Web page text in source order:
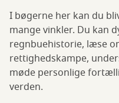
I bøgerne her kan du
mange vinkler. Du kan
regnbuehistorie, læse
rettighedskampe,
møde personlige
verden.